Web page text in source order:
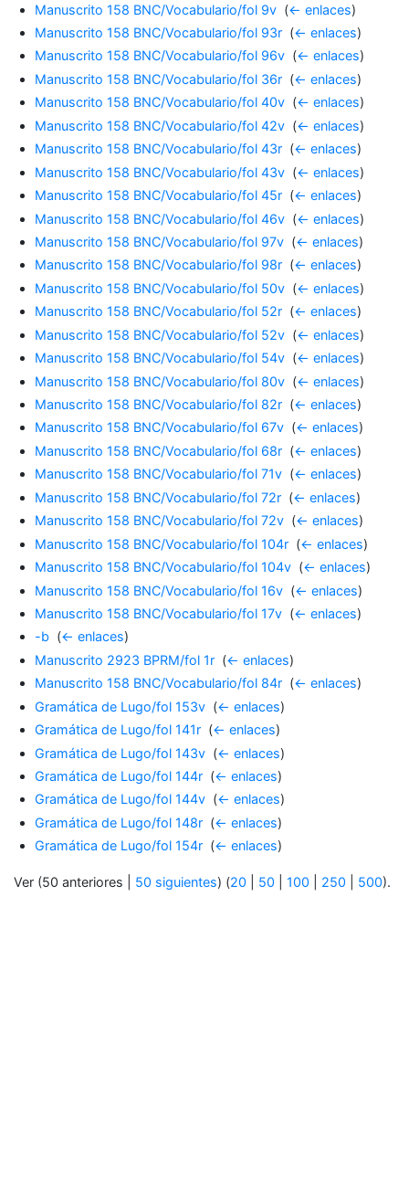
Manuscrito 158 BNC/Vocabulario/fol 9v (← enlaces)
Manuscrito 158 BNC/Vocabulario/fol 93r (← enlaces)
Manuscrito 158 BNC/Vocabulario/fol 96v (← enlaces)
Manuscrito 158 BNC/Vocabulario/fol 36r (← enlaces)
Manuscrito 158 BNC/Vocabulario/fol 40v (← enlaces)
Manuscrito 158 BNC/Vocabulario/fol 42v (← enlaces)
Manuscrito 158 BNC/Vocabulario/fol 43r (← enlaces)
Manuscrito 158 BNC/Vocabulario/fol 43v (← enlaces)
Manuscrito 158 BNC/Vocabulario/fol 45r (← enlaces)
Manuscrito 158 BNC/Vocabulario/fol 46v (← enlaces)
Manuscrito 158 BNC/Vocabulario/fol 97v (← enlaces)
Manuscrito 158 BNC/Vocabulario/fol 98r (← enlaces)
Manuscrito 158 BNC/Vocabulario/fol 50v (← enlaces)
Manuscrito 158 BNC/Vocabulario/fol 52r (← enlaces)
Manuscrito 158 BNC/Vocabulario/fol 52v (← enlaces)
Manuscrito 158 BNC/Vocabulario/fol 54v (← enlaces)
Manuscrito 158 BNC/Vocabulario/fol 80v (← enlaces)
Manuscrito 158 BNC/Vocabulario/fol 82r (← enlaces)
Manuscrito 158 BNC/Vocabulario/fol 67v (← enlaces)
Manuscrito 158 BNC/Vocabulario/fol 68r (← enlaces)
Manuscrito 158 BNC/Vocabulario/fol 71v (← enlaces)
Manuscrito 158 BNC/Vocabulario/fol 72r (← enlaces)
Manuscrito 158 BNC/Vocabulario/fol 72v (← enlaces)
Manuscrito 158 BNC/Vocabulario/fol 104r (← enlaces)
Manuscrito 158 BNC/Vocabulario/fol 104v (← enlaces)
Manuscrito 158 BNC/Vocabulario/fol 16v (← enlaces)
Manuscrito 158 BNC/Vocabulario/fol 17v (← enlaces)
-b (← enlaces)
Manuscrito 2923 BPRM/fol 1r (← enlaces)
Manuscrito 158 BNC/Vocabulario/fol 84r (← enlaces)
Gramática de Lugo/fol 153v (← enlaces)
Gramática de Lugo/fol 141r (← enlaces)
Gramática de Lugo/fol 143v (← enlaces)
Gramática de Lugo/fol 144r (← enlaces)
Gramática de Lugo/fol 144v (← enlaces)
Gramática de Lugo/fol 148r (← enlaces)
Gramática de Lugo/fol 154r (← enlaces)
Ver (50 anteriores | 50 siguientes) (20 50 100 250 500).